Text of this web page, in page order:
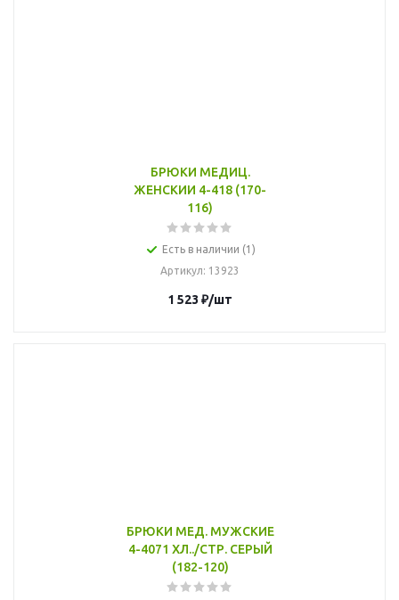
БРЮКИ МЕДИЦ.
ЖЕНСКИИ 4-418 (170-
116)
Есть в наличии (1)
Артикул: 13923
1 523 ₽/шт
БРЮКИ МЕД. МУЖСКИЕ
4-4071 ХЛ../СТР. СЕРЫЙ
(182-120)